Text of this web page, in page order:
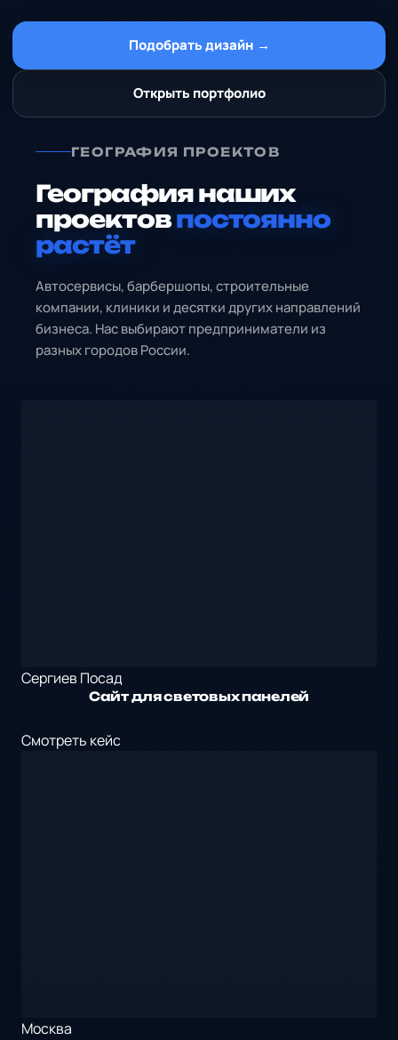
Подобрать дизайн →
Открыть портфолио
ГЕОГРАФИЯ ПРОЕКТОВ
География наших
проектовпостоянно
растёт
Автосервисы, барбершопы, строительные
компании, клиники и десятки других направлений
бизнеса. Нас выбирают предприниматели из
разных городов России.
Сергиев Посад
Сайт для световых панелей
Смотреть кейс
Москва